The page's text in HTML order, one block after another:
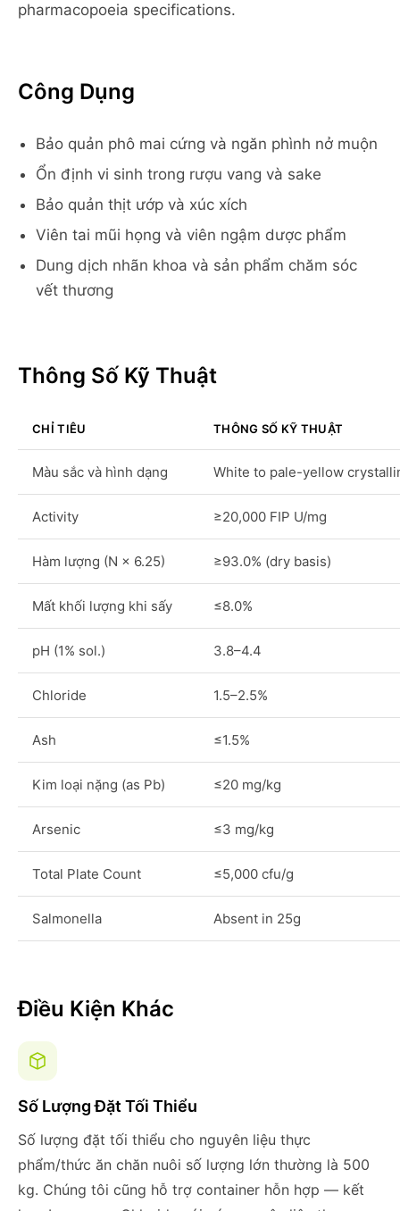
pharmacopoeia specifications.
Công Dụng
Bảo quản phô mai cứng và ngăn phình nở muộn
Ổn định vi sinh trong rượu vang và sake
Bảo quản thịt ướp và xúc xích
Viên tai mũi họng và viên ngậm dược phẩm
Dung dịch nhãn khoa và sản phẩm chăm sóc
vết thương
Thông Số Kỹ Thuật
CHỈ TIÊU THÔNG SỐ KỸ THUẬT
Màu sắc và hình dạng White to pale-yellow
Activity ≥20,000 FIP U/mg
Hàm lượng (N × 6.25) ≥93.0% (dry basis)
Mất khối lượng khi sấy ≤8.0%
pH (1% sol.) 3.8–4.4
Chloride 1.5–2.5%
Ash ≤1.5%
Kim loại nặng (as Pb) ≤20 mg/kg
Arsenic ≤3 mg/kg
Total Plate Count ≤5,000 cfu/g
Salmonella Absent in 25g
Điều Kiện Khác
Số Lượng Đặt Tối Thiểu
Số lượng đặt tối thiểu cho nguyên liệu thực
phẩm/thức ăn chăn nuôi số lượng lớn thường là 500
kg. Chúng tôi cũng hỗ trợ container hỗn hợp — kết